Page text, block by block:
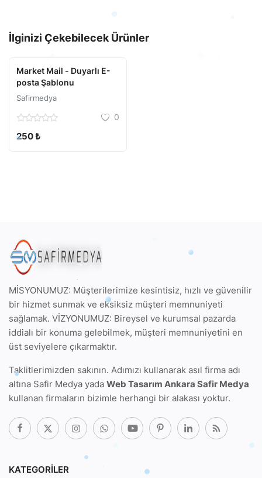
İlginizi Çekebilecek Ürünler
Market Mail - Duyarlı E-
posta Şablonu
Safirmedya
0
250 ₺
MİSYONUMUZ: Müşterilerimize kesintisiz, hızlı ve güvenilir
bir hizmet sunmak ve eksiksiz müşteri memnuniyeti
sağlamak. VİZYONUMUZ: Bireysel ve kurumsal pazarda
iddialı bir konuma gelebilmek, müşteri memnuniyetini en
üst seviyelere çıkarmaktır.
Taklitlerimizden sakının. Adımızı kullanarak asıl firma adı
altına Safir Medya yada Web Tasarım Ankara Safir Medya
kullanan firmaların bizimle herhangi bir alakası yoktur.
KATEGORILER